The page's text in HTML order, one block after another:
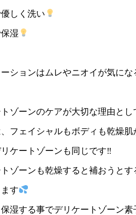
しく洗い
湿
ーションはムレやニオイが気に
ゾーンのケアが大切な理由とし
フェイシャルもボディも乾燥肌
ケートゾーンも同じです‼︎
ゾーンも乾燥すると補おうと
す
保湿する事でデリケートゾーン